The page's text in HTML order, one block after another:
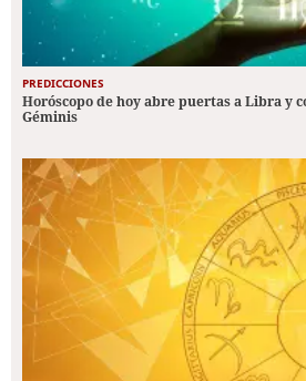
PREDICCIONES
Horóscopo de hoy abre puertas a Libra y
Géminis